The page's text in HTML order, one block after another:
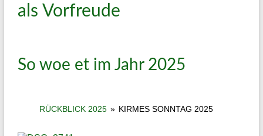
als Vorfreude
So woe et im Jahr 2025
RÜCKBLICK 2025 » KIRMES SONNTAG 2025